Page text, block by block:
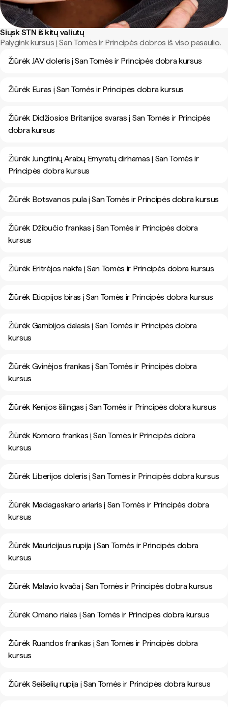
Siųsk STN iš kitų valiutų
Palygink kursus į San Tomės ir Principės dobros iš viso pasaulio.
Žiūrėk JAV doleris į San Tomės ir Principės dobra kursus
Žiūrėk Euras į San Tomės ir Principės dobra kursus
Žiūrėk Didžiosios Britanijos svaras į San Tomės ir Principės
dobra kursus
Žiūrėk Jungtinių Arabų Emyratų dirhamas į San Tomės ir
Principės dobra kursus
Žiūrėk Botsvanos pula į San Tomės ir Principės dobra kursus
Žiūrėk Džibučio frankas į San Tomės ir Principės dobra
kursus
Žiūrėk Eritrėjos nakfa į San Tomės ir Principės dobra kursus
Žiūrėk Etiopijos biras į San Tomės ir Principės dobra kursus
Žiūrėk Gambijos dalasis į San Tomės ir Principės dobra
kursus
Žiūrėk Gvinėjos frankas į San Tomės ir Principės dobra
kursus
Žiūrėk Kenijos šilingas į San Tomės ir Principės dobra kursus
Žiūrėk Komoro frankas į San Tomės ir Principės dobra
kursus
Žiūrėk Liberijos doleris į San Tomės ir Principės dobra kursus
Žiūrėk Madagaskaro ariaris į San Tomės ir Principės dobra
kursus
Žiūrėk Mauricijaus rupija į San Tomės ir Principės dobra
kursus
Žiūrėk Malavio kvača į San Tomės ir Principės dobra kursus
Žiūrėk Omano rialas į San Tomės ir Principės dobra kursus
Žiūrėk Ruandos frankas į San Tomės ir Principės dobra
kursus
Žiūrėk Seišelių rupija į San Tomės ir Principės dobra kursus